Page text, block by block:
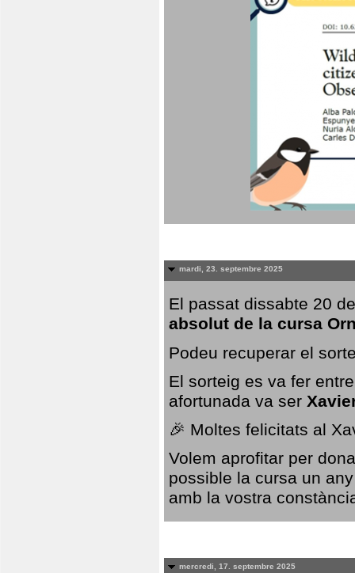
mardi, 23. septembre 2025
El passat dissabte 20
absolut de la cursa
Podeu recuperar el
El sorteig es va fer
afortunada va ser
🎉 Moltes felicitats al
Volem aprofitar per
possible la cursa un
amb la vostra
mercredi, 17. septembre 2025